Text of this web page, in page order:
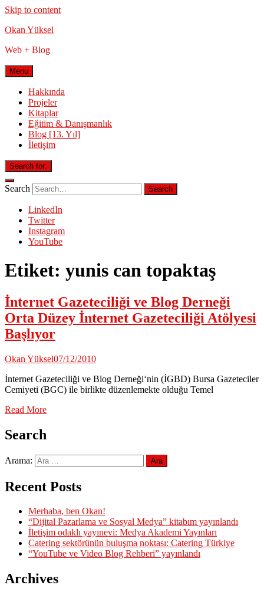
Skip to content
Okan Yüksel
Web + Blog
Menu
Hakkında
Projeler
Kitaplar
Eğitim & Danışmanlık
Blog [13. Yıl]
İletişim
Search for:
Search
LinkedIn
Twitter
Instagram
YouTube
Etiket: yunis can topaktaş
İnternet Gazeteciliği ve Blog Derneği
Orta Düzey İnternet Gazeteciliği Atölyesi
Başlıyor
Okan Yüksel07/12/2010
İnternet Gazeteciliği ve Blog Derneği‘nin (İGBD) Bursa Gazeteciler
Cemiyeti (BGC) ile birlikte düzenlemekte olduğu Temel
Read More
Search
Arama:
Recent Posts
Merhaba, ben Okan!
“Dijital Pazarlama ve Sosyal Medya” kitabım yayınlandı
İletişim odaklı yayınevi: Medya Akademi Yayınları
Catering sektörünün buluşma noktası: Catering Türkiye
“YouTube ve Video Blog Rehberi” yayınlandı
Archives